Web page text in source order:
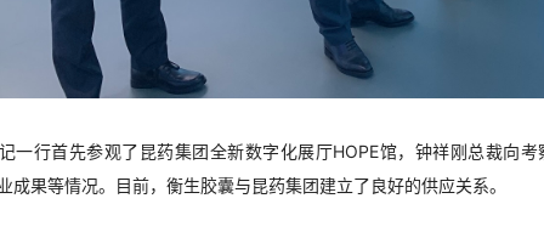
一行首先参观了昆药集团全新数字化展厅HOPE馆，钟祥刚总裁向
成果等情况。目前，衡生胶囊与昆药集团建立了良好的供应关系。